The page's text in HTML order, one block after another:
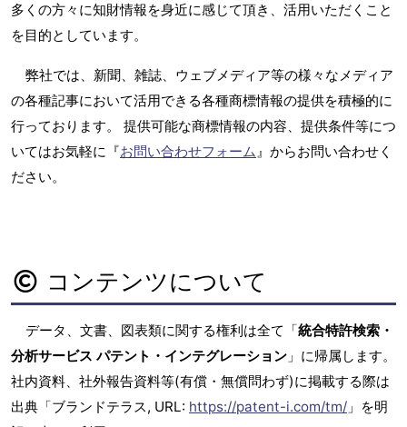
多くの方々に知財情報を身近に感じて頂き、活用いただくこと
を目的としています。
弊社では、新聞、雑誌、ウェブメディア等の様々なメディア
の各種記事において活用できる各種商標情報の提供を積極的に
行っております。 提供可能な商標情報の内容、提供条件等につ
いてはお気軽に『お問い合わせフォーム』からお問い合わせく
ださい。
コンテンツについて
データ、文書、図表類に関する権利は全て「統合特許検索・
分析サービス パテント・インテグレーション 」に帰属します。
社内資料、社外報告資料等(有償・無償問わず)に掲載する際は
出典「ブランドテラス, URL: https://patent-i.com/tm/ 」を明